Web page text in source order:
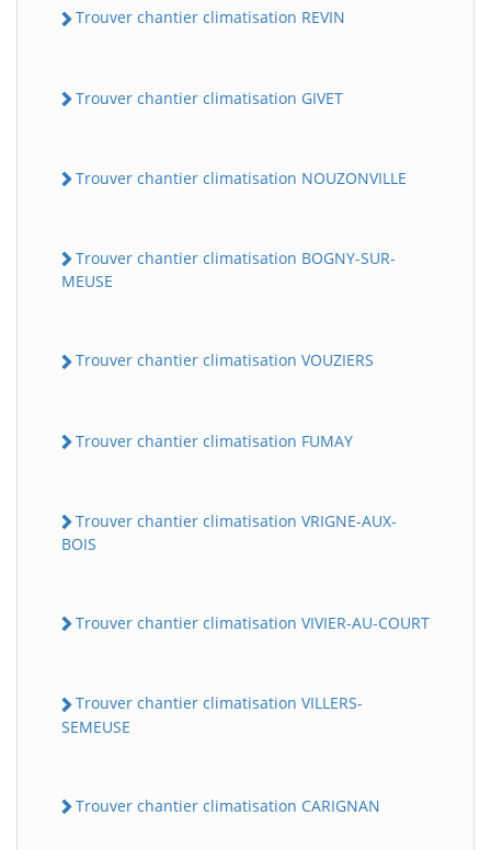
Trouver chantier climatisation REVIN
Trouver chantier climatisation GIVET
Trouver chantier climatisation NOUZONVILLE
Trouver chantier climatisation BOGNY-SUR-
MEUSE
Trouver chantier climatisation VOUZIERS
Trouver chantier climatisation FUMAY
Trouver chantier climatisation VRIGNE-AUX-
BOIS
Trouver chantier climatisation VIVIER-AU-COURT
Trouver chantier climatisation VILLERS-
SEMEUSE
Trouver chantier climatisation CARIGNAN